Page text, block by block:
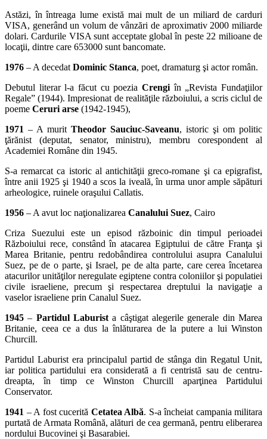
Astăzi, în întreaga lume există mai mult de un miliard de carduri
VISA, generând un volum de vânzări de aproximativ 2000 miliarde
dolari. Cardurile VISA sunt acceptate global în peste 22 milioane de
locaţii, dintre care 653000 sunt bancomate.
1976 – A decedat Dominic Stanca, poet, dramaturg şi actor român.
Debutul literar l-a făcut cu poezia Crengiîn „Revista Fundaţiilor
Regale” (1944). Impresionat de realităţile războiului, a scris ciclul de
poeme Ceruri arse (1942-1945),
1971 – A murit Theodor Sauciuc-Saveanu, istoric şi om politic
ţărănist (deputat, senator, ministru), membru corespondent al
Academiei Române din 1945.
S-a remarcat ca istoric al antichităţii greco-romane şi ca epigrafist,
între anii 1925 şi 1940 a scos la iveală, în urma unor ample săpături
arheologice, ruinele oraşului Callatis.
1956 – A avut loc naţionalizarea Canalului Suez, Cairo
Criza Suezului este un episod războinic din timpul perioadei
Războiului rece, constând în atacarea Egiptului de către Franţa şi
Marea Britanie, pentru redobândirea controlului asupra Canalului
Suez, pe de o parte, şi Israel, pe de alta parte, care cerea încetarea
atacurilor unităţilor neregulate egiptene contra coloniilor şi populatiei
civile israeliene, precum şi respectarea dreptului la navigaţie a
vaselor israeliene prin Canalul Suez.
1945 – Partidul Laburist a câştigat alegerile generale din Marea
Britanie, ceea ce a dus la înlăturarea de la putere a lui Winston
Churcill.
Partidul Laburist era principalul partid de stânga din Regatul Unit,
iar politica partidului era considerată a fi centristă sau de centru-
dreapta, în timp ce Winston Churcill aparţinea Partidului
Conservator.
1941 – A fost cucerită Cetatea Albă. S-a încheiat campania militara
purtată de Armata Română, alături de cea germană, pentru eliberarea
nordului Bucovinei şi Basarabiei.